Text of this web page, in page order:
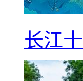
长江